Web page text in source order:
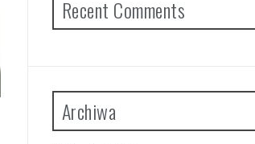
Recent Comments
Archiwa